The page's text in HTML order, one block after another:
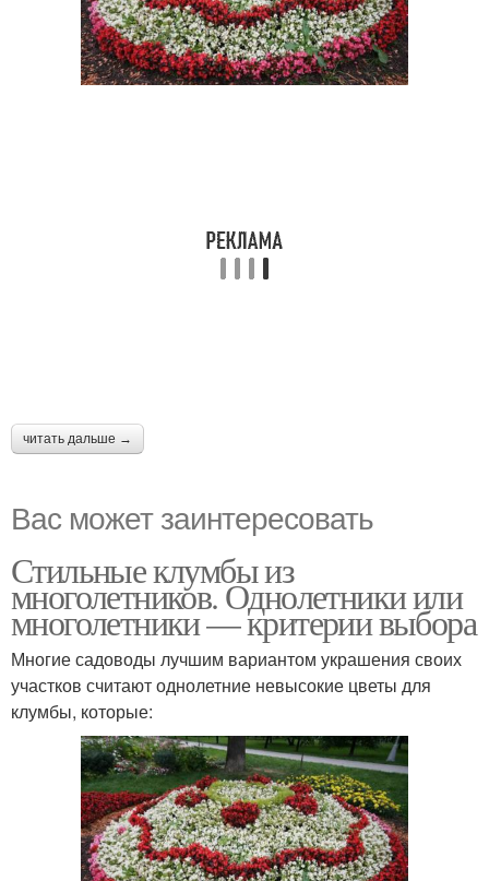
читать дальше →
Вас может заинтересовать
Стильные клумбы из
многолетников. Однолетники или
многолетники — критерии выбора
Многие садоводы лучшим вариантом украшения своих
участков считают однолетние невысокие цветы для
клумбы, которые: